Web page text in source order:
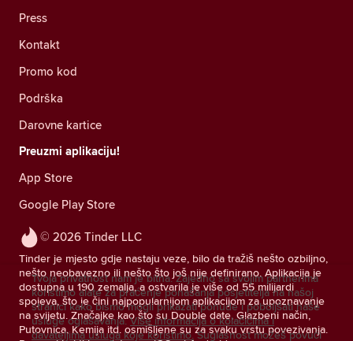
© 2026 Tinder LLC
Tinder je mjesto gdje nastaju veze, bilo da tražiš nešto ozbiljno,
nešto neobavezno ili nešto što još nije definirano. Aplikacija je
dostupna u 190 zemalja, a ostvarila je više od 55 milijardi
spojeva, što je čini najpopularnijom aplikacijom za upoznavanje
na svijetu. Značajke kao što su Double date, Glazbeni način,
Putovnica, Kemija itd. osmišljene su za svaku vrstu povezivanja.
Press
Kontakt
Promo kod
Podrška
Darovne kartice
Preuzmi aplikaciju!
App Store
Google Play Store
Tvoja privatnost nam je bitna. Zajedno sa svojim partnerima
koristimo alate za praćenje ponašanja posjetitelja na našoj
stranici kako bismo mogli prikazati ponude i poboljšati naše
usluge oglašavanja. Više informacija o kolačićima i
davateljima usluga koje koristimo. Suglasnost možeš povući